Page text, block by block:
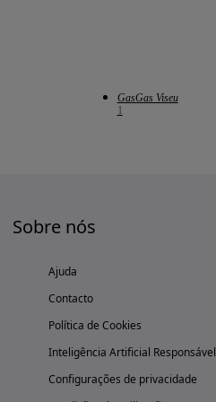
GasGas Viseu
1
Sobre nós
Ajuda
Contacto
Política de Cookies
Inteligência Artificial Responsável
Configurações de privacidade